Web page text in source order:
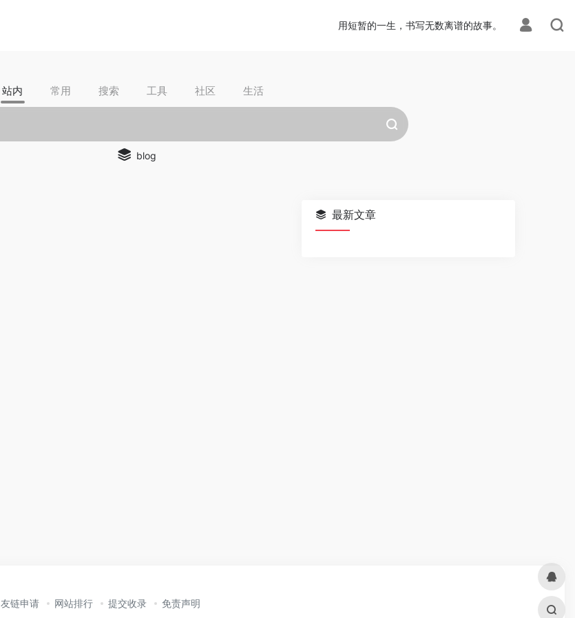
用短暂的一生，书写无数离谱的故事。
站内 常用 搜索 工具 社区 生活
blog
最新文章
友链申请 网站排行 提交收录 免责声明